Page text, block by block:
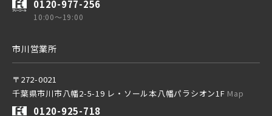
0120-977-256
10:00～19:00
市川営業所
〒272-0021
千葉県市川市八幡2-5-19 レ・ソール本八幡パラシオン1F Map
0120-925-718